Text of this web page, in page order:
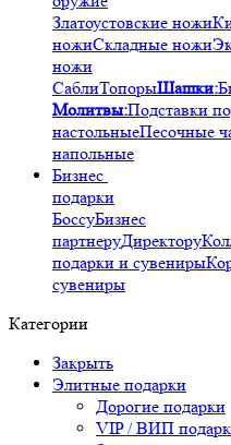
Златоустовские ножи
ножиСкладные ножи
ножи
СаблиТопорыШашки:
Молитвы:Подставки
настольныеПесочные
напольные
Бизнес
подарки
БоссуБизнес
партнеруДиректору
подарки и сувениры
сувениры
Категории
Закрыть
Элитные подарки
Дорогие подарки
VIP / ВИП